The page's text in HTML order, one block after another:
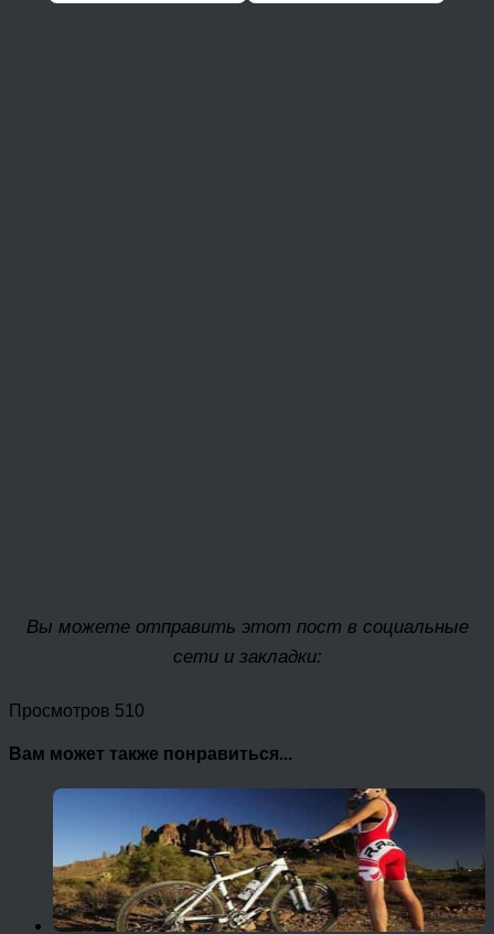
Вы можете отправить этот пост в социальные
сети и закладки:
Просмотров 510
Вам может также понравиться...